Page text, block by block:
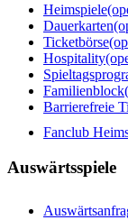
Heimspiele
Dauerkarten
Ticketbörse
Hospitality
Familienblock
Barrierefreie
Fanclub
Auswärtsspiele